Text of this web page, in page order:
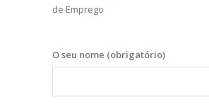
de Emprego
O seu nome (obrigatório)